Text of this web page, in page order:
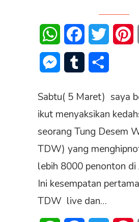
WhatsAppFacebookTwitter
Messenger
Tumblr
Sabtu( 5 Maret) saya
ikut menyaksikan
seorang Tung Desem
TDW) yang
lebih 8000 penonton di
Ini kesempatan
TDW live dan…